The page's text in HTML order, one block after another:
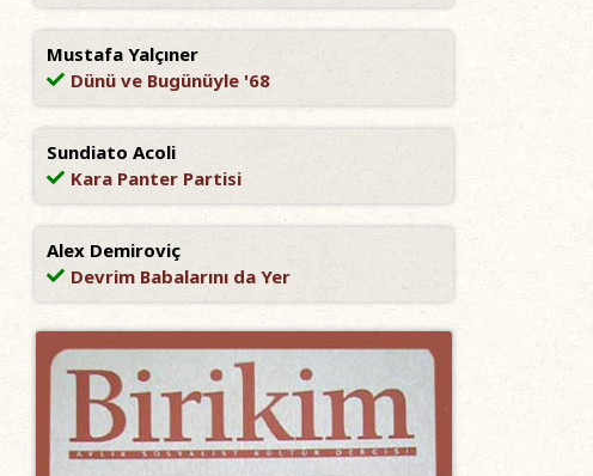
Mustafa Yalçıner
Dünü ve Bugünüyle '68
Sundiato Acoli
Kara Panter Partisi
Alex Demiroviç
Devrim Babalarını da Yer